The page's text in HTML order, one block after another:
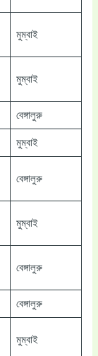
মুম্বাই
মুম্বাই
বেঙ্গালুরু
মুম্বাই
বেঙ্গালুরু
মুম্বাই
বেঙ্গালুরু
বেঙ্গালুরু
মুম্বাই